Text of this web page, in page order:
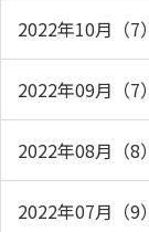
2022年10月（7）
2022年09月（7）
2022年08月（8）
2022年07月（9）